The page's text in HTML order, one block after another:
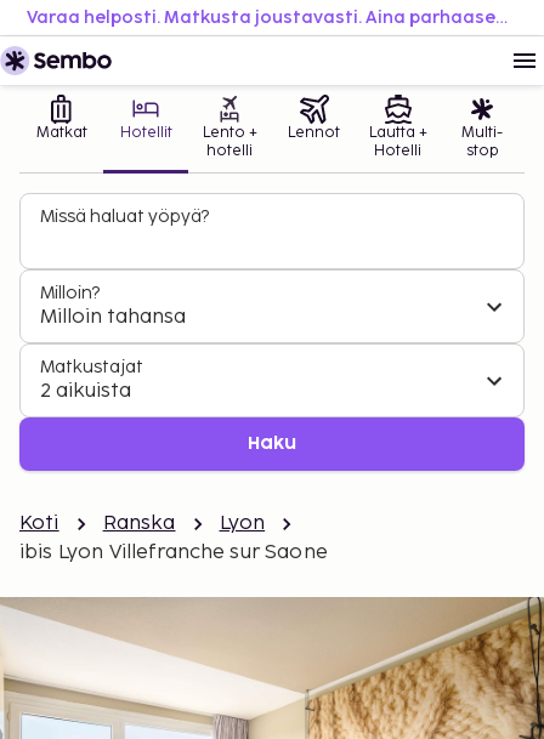
Varaa helposti. Matkusta joustavasti. Aina parhaaseen hintaan.
Matkat Hotellit
Lento +
hotelli
Lennot
Lautta +
Hotelli
Multi-
stop
Missä haluat yöpyä?
Milloin?
Milloin tahansa
Matkustajat
2 aikuista
Haku
Koti Ranska
Lyon
ibis Lyon Villefranche sur Saone